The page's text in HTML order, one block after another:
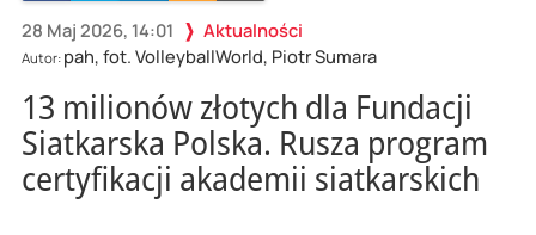
28 Maj 2026, 14:01 Aktualności
Autor: pah, fot. VolleyballWorld, Piotr Sumara
13 milionów złotych dla Fundacji
Siatkarska Polska. Rusza program
certyfikacji akademii siatkarskich